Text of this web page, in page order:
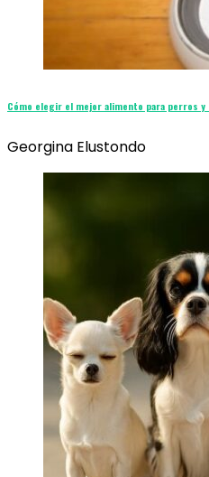
Cómo elegir el mejor alimento para perros
Georgina Elustondo